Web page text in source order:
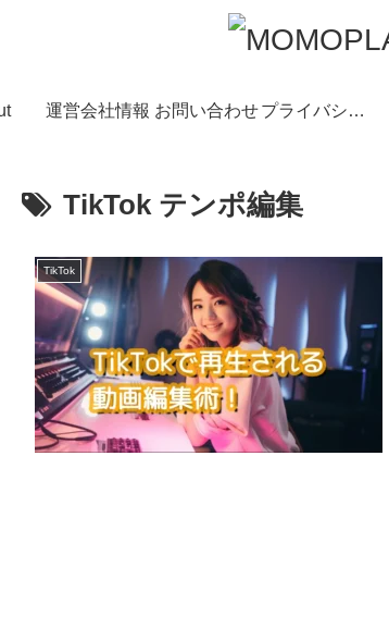
運営会社情報 お問い合わせ プライバシーポリシー
TikTok テンポ編集
TikTok